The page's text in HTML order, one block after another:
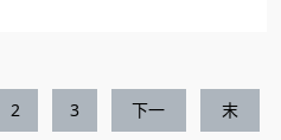
2 3
下一
末